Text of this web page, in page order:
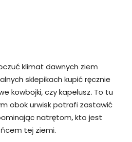
klimat dawnych ziem
sklepikach kupić ręcznie
kowbojki, czy kapelusz. To tu
obok urwisk potrafi zastawić
natrętom, kto jest
tej ziemi.